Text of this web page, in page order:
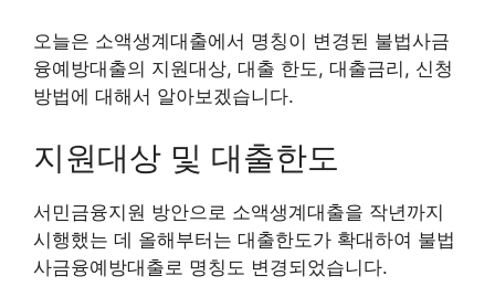
오늘은 소액생계대출에서 명칭이 변경된 불법사금
융예방대출의 지원대상, 대출 한도, 대출금리, 신청
방법에 대해서 알아보겠습니다.
지원대상 및 대출한도
서민금융지원 방안으로 소액생계대출을 작년까지
시행했는 데 올해부터는 대출한도가 확대하여 불법
사금융예방대출로 명칭도 변경되었습니다.